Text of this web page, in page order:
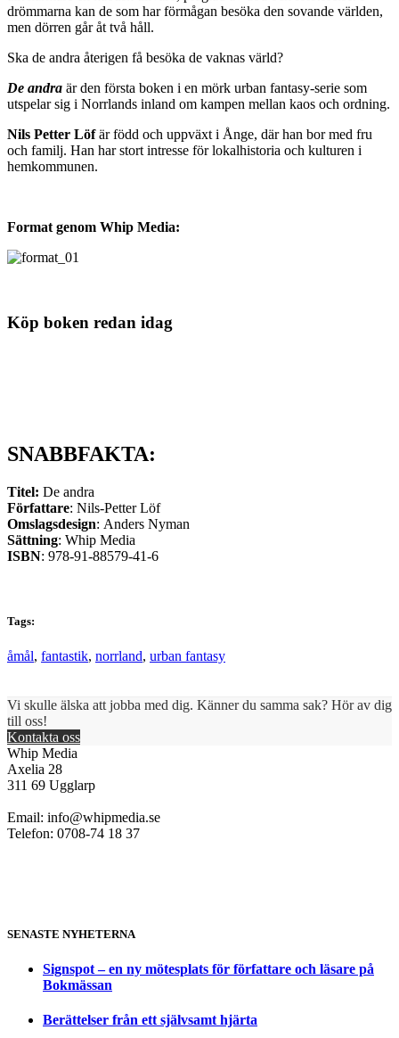
drömmarna kan de som har förmågan besöka den sovande världen,
men dörren går åt två håll.
Ska de andra återigen få besöka de vaknas värld?
De andra är den första boken i en mörk urban fantasy-serie som
utspelar sig i Norrlands inland om kampen mellan kaos och ordning.
Nils Petter Löfär född och uppväxt i Ånge, där han bor med fru
och familj. Han har stort intresse för lokalhistoria och kulturen i
hemkommunen.
Format genom Whip Media:
Köp boken redan idag
SNABBFAKTA:
Titel: De andra
Författare: Nils-Petter Löf
Omslagsdesign: Anders Nyman
Sättning: Whip Media
ISBN: 978-91-88579-41-6
Tags:
åmål, fantastik, norrland, urban fantasy
Vi skulle älska att jobba med dig. Känner du samma sak? Hör av dig
till oss!
Kontakta oss
Whip Media
Axelia 28
311 69 Ugglarp
Email: info@whipmedia.se
Telefon: 0708-74 18 37
SENASTE NYHETERNA
Signspot – en ny mötesplats för författare och läsare på
Bokmässan
Berättelser från ett självsamt hjärta